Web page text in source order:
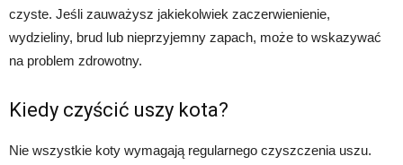
czyste. Jeśli zauważysz jakiekolwiek zaczerwienienie,
wydzieliny, brud lub nieprzyjemny zapach, może to wskazywać
na problem zdrowotny.
Kiedy czyścić uszy kota?
Nie wszystkie koty wymagają regularnego czyszczenia uszu.